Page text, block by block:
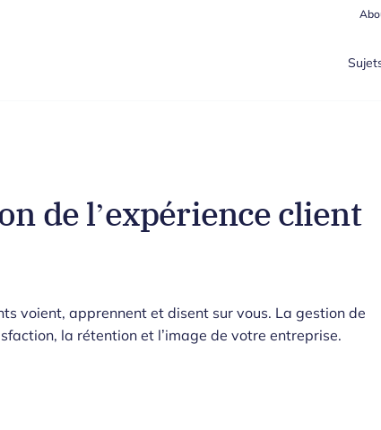
de l’expérience client
voient, apprennent et disent sur vous. La gestion de
la rétention et l’image de votre entreprise.